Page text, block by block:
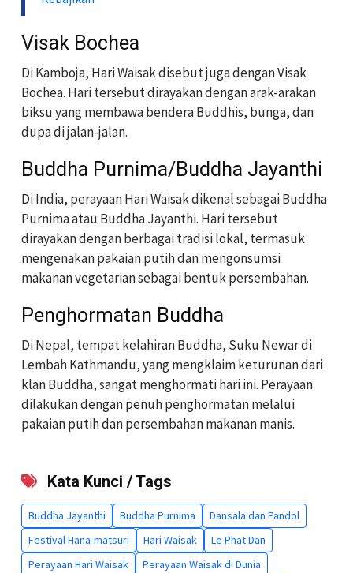
Visak Bochea
Di Kamboja, Hari Waisak disebut juga dengan Visak
Bochea. Hari tersebut dirayakan dengan arak-arakan
biksu yang membawa bendera Buddhis, bunga, dan
dupa di jalan-jalan.
Buddha Purnima/Buddha Jayanthi
Di India, perayaan Hari Waisak dikenal sebagai Buddha
Purnima atau Buddha Jayanthi. Hari tersebut
dirayakan dengan berbagai tradisi lokal, termasuk
mengenakan pakaian putih dan mengonsumsi
makanan vegetarian sebagai bentuk persembahan.
Penghormatan Buddha
Di Nepal, tempat kelahiran Buddha, Suku Newar di
Lembah Kathmandu, yang mengklaim keturunan dari
klan Buddha, sangat menghormati hari ini. Perayaan
dilakukan dengan penuh penghormatan melalui
pakaian putih dan persembahan makanan manis.
Kata Kunci / Tags
Buddha Jayanthi Buddha Purnima
Dansala dan Pandol
Festival Hana-matsuri
Hari Waisak
Le Phat Dan
Perayaan Hari Waisak
Perayaan Waisak di Dunia